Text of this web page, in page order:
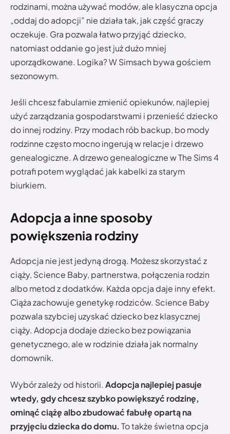
rodzinami, można używać modów, ale klasyczna opcja
„oddaj do adopcji” nie działa tak, jak część graczy
oczekuje. Gra pozwala łatwo przyjąć dziecko,
natomiast oddanie go jest już dużo mniej
uporządkowane. Logika? W Simsach bywa gościem
sezonowym.
Jeśli chcesz fabularnie zmienić opiekunów, najlepiej
użyć zarządzania gospodarstwami i przenieść dziecko
do innej rodziny. Przy modach rób backup, bo mody
rodzinne często mocno ingerują w relacje i drzewo
genealogiczne. A drzewo genealogiczne w The Sims 4
potrafi potem wyglądać jak kabelki za starym
biurkiem.
Adopcja a inne sposoby
powiększenia rodziny
Adopcja nie jest jedyną drogą. Możesz skorzystać z
ciąży, Science Baby, partnerstwa, połączenia rodzin
albo metod z dodatków. Każda opcja daje inny efekt.
Ciąża zachowuje genetykę rodziców. Science Baby
pozwala szybciej uzyskać dziecko bez klasycznej
ciąży. Adopcja dodaje dziecko bez powiązania
genetycznego, ale w rodzinie działa jak normalny
domownik.
Wybór zależy od historii. Adopcja najlepiej pasuje
wtedy, gdy chcesz szybko powiększyć rodzinę,
ominąć ciążę albo zbudować fabułę opartą na
przyjęciu dziecka do domu. To także świetna opcja